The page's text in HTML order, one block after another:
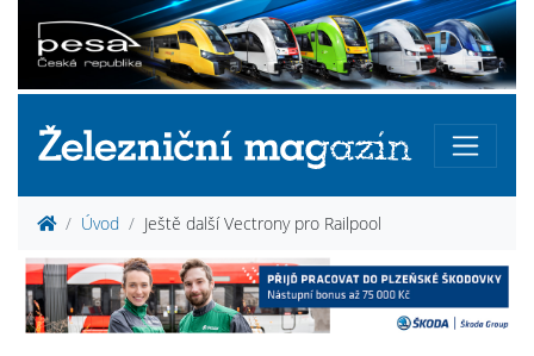
Úvod Ještě další Vectrony pro Railpool